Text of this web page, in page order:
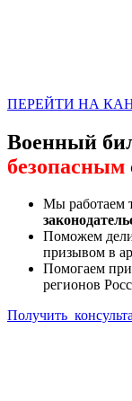
ПЕРЕЙТИ НА
Военный
безопасным
Мы работаем
Поможем
призывом в
Помогаем
регионов
Получить